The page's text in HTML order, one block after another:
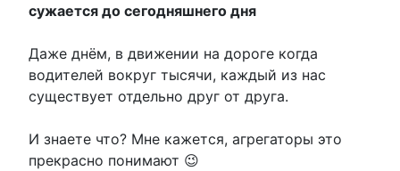
сужается до сегодняшнего дня
Даже днём, в движении на дороге когда
водителей вокруг тысячи, каждый из нас
существует отдельно друг от друга.
И знаете что? Мне кажется, агрегаторы это
прекрасно понимают 😉